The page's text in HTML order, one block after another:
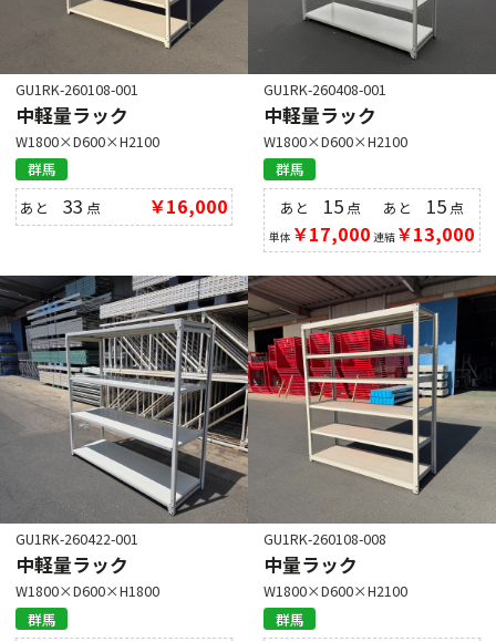
GU1RK-260108-001
中軽量ラック
W1800×D600×H2100
群馬
あと33 点 ￥16,000
GU1RK-260408-001
中軽量ラック
W1800×D600×H2100
群馬
あと 15点
単体 ￥17,000
あと 15 点
連結￥13,000
GU1RK-260422-001
中軽量ラック
W1800×D600×H1800
群馬
GU1RK-260108-008
中量ラック
W1800×D600×H2100
群馬